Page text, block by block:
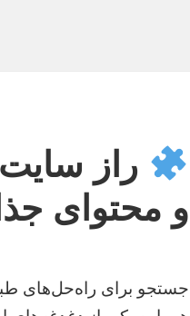
راز
و محتوای
جستجو برای راه‌حل‌های